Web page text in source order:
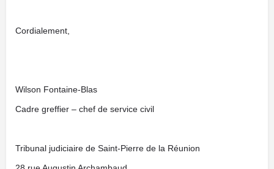
Cordialement,
Wilson Fontaine-Blas
Cadre greffier – chef de service civil
Tribunal judiciaire de Saint-Pierre de la Réunion